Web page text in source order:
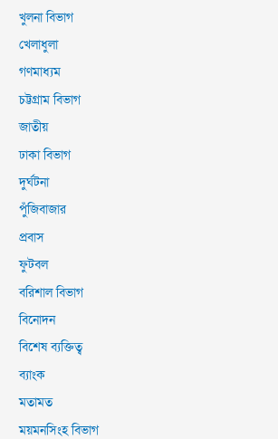
খুলনা বিভাগ
খেলাধুলা
গণমাধ্যম
চট্টগ্রাম বিভাগ
জাতীয়
ঢাকা বিভাগ
দুর্ঘটনা
পুঁজিবাজার
প্রবাস
ফুটবল
বরিশাল বিভাগ
বিনোদন
বিশেষ ব্যক্তিত্ব
ব্যাংক
মতামত
ময়মনসিংহ বিভাগ